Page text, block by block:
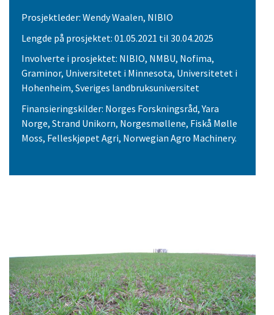
Prosjektleder: Wendy Waalen, NIBIO
Lengde på prosjektet: 01.05.2021 til 30.04.2025
Involverte i prosjektet: NIBIO, NMBU, Nofima,
Graminor, Universitetet i Minnesota, Universitetet i
Hohenheim, Sveriges landbruksuniversitet
Finansieringskilder: Norges Forskningsråd, Yara
Norge, Strand Unikorn, Norgesmøllene, Fiskå Mølle
Moss, Felleskjøpet Agri, Norwegian Agro Machinery.